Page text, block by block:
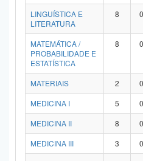
LINGUÍSTICA E
LITERATURA
8 0
MATEMÁTICA /
PROBABILIDADE E
ESTATÍSTICA
8 0
MATERIAIS 2 0
MEDICINA I
5 0
MEDICINA II
8 0
MEDICINA III
3 0